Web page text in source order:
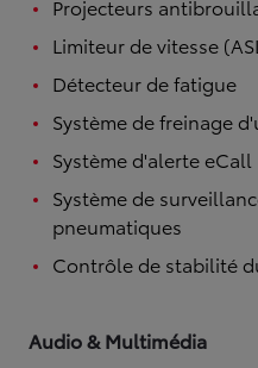
Projecteurs
Limiteur de vitesse
Détecteur de fatigue
Système de freinage
Système d'alerte eCall
Système de
pneumatiques
Contrôle de stabilité
Audio & Multimédia